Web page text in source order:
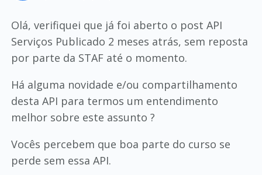
Olá, verifiquei que já foi aberto o post API
Serviços Publicado 2 meses atrás, sem reposta
por parte da STAF até o momento.
Há alguma novidade e/ou compartilhamento
desta API para termos um entendimento
melhor sobre este assunto ?
Vocês percebem que boa parte do curso se
perde sem essa API.